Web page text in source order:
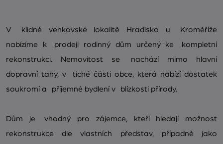
V klidné venkovské lokalitě Hradisko u Kroměříže
nabízíme k prodeji rodinný dům určený ke kompletní
rekonstrukci. Nemovitost se nachází mimo hlavní
dopravní tahy, v tiché části obce, která nabízí dostatek
soukromí a příjemné bydlení v blízkosti přírody.
Dům je vhodný pro zájemce, kteří hledají možnost
rekonstrukce dle vlastních představ, případně jako